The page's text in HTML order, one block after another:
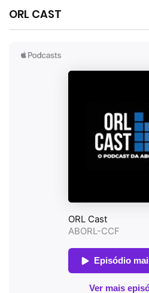
ORL CAST